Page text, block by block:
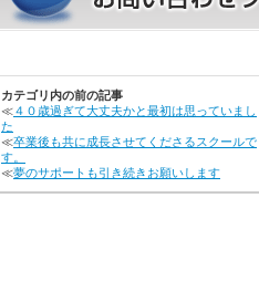
カテゴリ内の前の記事
≪４０歳過ぎて大丈夫かと最初は思っていまし
た
≪卒業後も共に成長させてくださるスクールで
す。
≪夢のサポートも引き続きお願いします